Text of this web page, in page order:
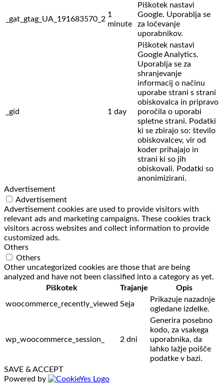
_gat_gtag_UA_191683570_2
1
minute
Piškotek nastavi
Google. Uporablja se
za ločevanje
uporabnikov.
_gid 1 day
Piškotek nastavi
Google Analytics.
Uporablja se za
shranjevanje
informacij o načinu
uporabe strani s strani
obiskovalca in pripravo
poročila o uporabi
spletne strani. Podatki
ki se zbirajo so: število
obiskovalcev, vir od
koder prihajajo in
strani ki so jih
obiskovali. Podatki so
anonimizirani.
Advertisement
Advertisement
Advertisement cookies are used to provide visitors with
relevant ads and marketing campaigns. These cookies track
visitors across websites and collect information to provide
customized ads.
Others
Others
Other uncategorized cookies are those that are being
analyzed and have not been classified into a category as yet.
Piškotek
Trajanje
Opis
woocommerce_recently_viewed Seja
Prikazuje nazadnje
ogledane izdelke.
wp_woocommerce_session_ 2 dni
Generira posebno
kodo, za vsakega
uporabnika, da
lahko lažje poišče
podatke v bazi.
SAVE & ACCEPT
Powered by